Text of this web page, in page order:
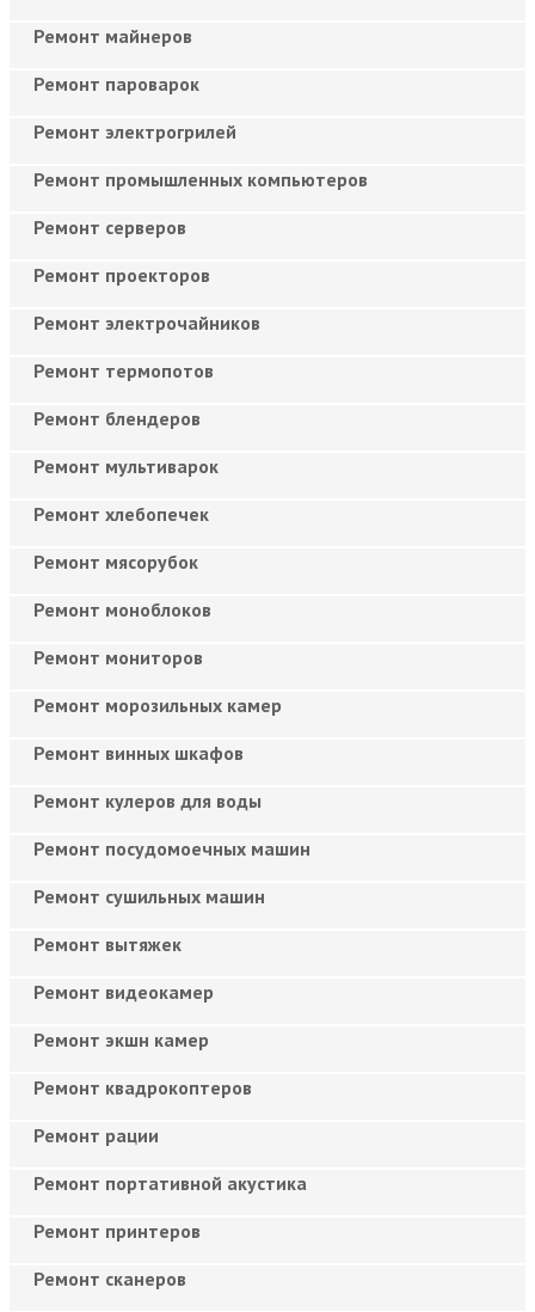
Ремонт майнеров
Ремонт пароварок
Ремонт электрогрилей
Ремонт промышленных компьютеров
Ремонт серверов
Ремонт проекторов
Ремонт электрочайников
Ремонт термопотов
Ремонт блендеров
Ремонт мультиварок
Ремонт хлебопечек
Ремонт мясорубок
Ремонт моноблоков
Ремонт мониторов
Ремонт морозильных камер
Ремонт винных шкафов
Ремонт кулеров для воды
Ремонт посудомоечных машин
Ремонт сушильных машин
Ремонт вытяжек
Ремонт видеокамер
Ремонт экшн камер
Ремонт квадрокоптеров
Ремонт рации
Ремонт портативной акустика
Ремонт принтеров
Ремонт сканеров